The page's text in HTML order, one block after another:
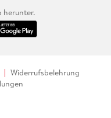
herunter.
Widerrufsbelehrung